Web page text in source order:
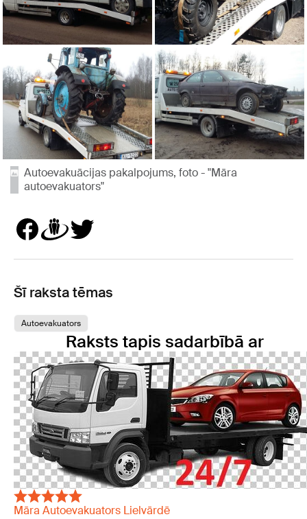
Autoevakuācijas pakalpojums, foto - "Māra
autoevakuators"
Šī raksta tēmas
Autoevakuators
Raksts tapis sadarbībā ar
Māra Autoevakuators Lielvārdē